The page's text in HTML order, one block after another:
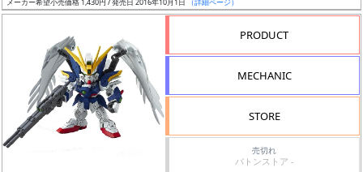
定
PRODUCT
MECHANIC
STORE
売切れ
バトンストア -